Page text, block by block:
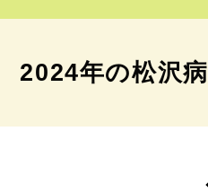
2024年の松沢